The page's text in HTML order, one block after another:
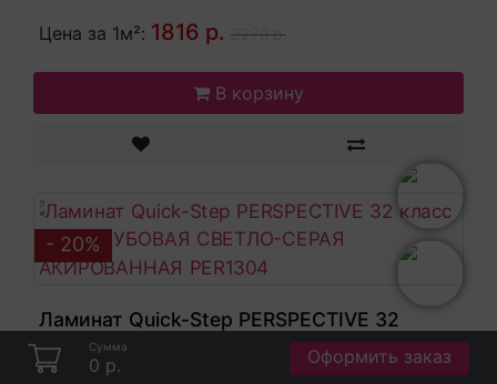
Сумма
0 р. Оформить заказ
Цена за 1м²: 1816 р. 2270 р.
В корзину
- 20%
Ламинат Quick-Step PERSPECTIVE 32
класс ДОСКА ДУБОВАЯ СВЕТЛО-СЕРАЯ
Гарантия производителя: 25 лет